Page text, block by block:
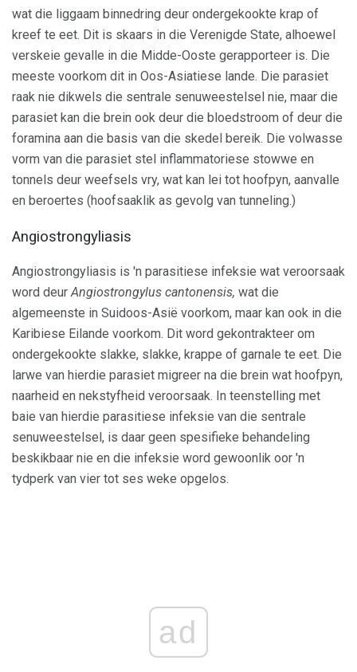
wat die liggaam binnedring deur ondergekookte krap of
kreef te eet. Dit is skaars in die Verenigde State, alhoewel
verskeie gevalle in die Midde-Ooste gerapporteer is. Die
meeste voorkom dit in Oos-Asiatiese lande. Die parasiet
raak nie dikwels die sentrale senuweestelsel nie, maar die
parasiet kan die brein ook deur die bloedstroom of deur die
foramina aan die basis van die skedel bereik. Die volwasse
vorm van die parasiet stel inflammatoriese stowwe en
tonnels deur weefsels vry, wat kan lei tot hoofpyn, aanvalle
en beroertes (hoofsaaklik as gevolg van tunneling.)
Angiostrongyliasis
Angiostrongyliasis is 'n parasitiese infeksie wat veroorsaak
word deurAngiostrongylus cantonensis, wat die
algemeenste in Suidoos-Asië voorkom, maar kan ook in die
Karibiese Eilande voorkom. Dit word gekontrakteer om
ondergekookte slakke, slakke, krappe of garnale te eet. Die
larwe van hierdie parasiet migreer na die brein wat hoofpyn,
naarheid en nekstyfheid veroorsaak. In teenstelling met
baie van hierdie parasitiese infeksie van die sentrale
senuweestelsel, is daar geen spesifieke behandeling
beskikbaar nie en die infeksie word gewoonlik oor 'n
tydperk van vier tot ses weke opgelos.
ad